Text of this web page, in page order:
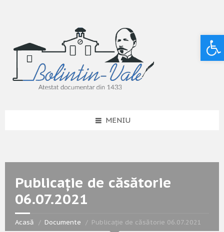
MENIU
Publicație de căsătorie
06.07.2021
Acasă Documente Publicație de căsătorie 06.07.2021
Deschide bara de unelte